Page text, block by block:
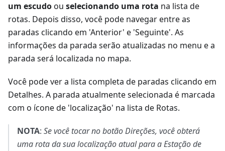
um escudoou selecionando uma rota na lista de
rotas. Depois disso, você pode navegar entre as
paradas clicando em 'Anterior' e 'Seguinte'. As
informações da parada serão atualizadas no menu e a
parada será localizada no mapa.
Você pode ver a lista completa de paradas clicando em
Detalhes. A parada atualmente selecionada é marcada
com o ícone de 'localização' na lista de Rotas.
NOTA: Se você tocar no botãoDireções, você obterá
uma rota da sua localização atual para a Estação de